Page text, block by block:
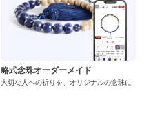
略式念珠オーダーメイド
大切な人への祈りを、オリジナルの念珠に